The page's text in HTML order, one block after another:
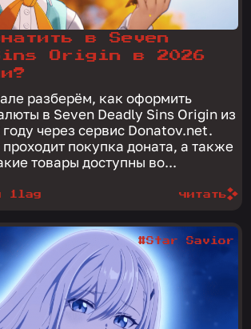
в Seven
Origin в 2026
разберём, как оформить
в Seven Deadly Sins Origin из
через сервис Donatov.net.
покупка доната, а также
товары доступны во...
1lag читать
#Star Savior